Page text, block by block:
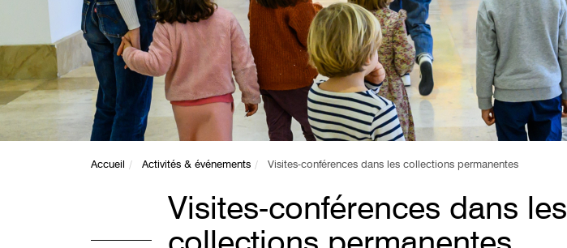
Accueil Activités & événements Visites-conférences dans les collections permanentes
Visites-conférences dans les